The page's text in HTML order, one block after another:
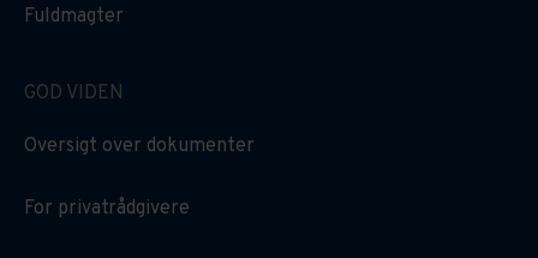
Fuldmagter
GOD VIDEN
Oversigt over dokumenter
For privatrådgivere